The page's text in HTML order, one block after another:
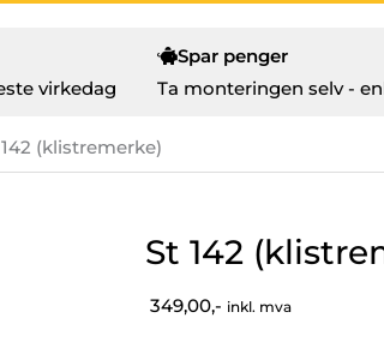
virkedag
Spar penger
Ta monteringen selv -
(klistremerke)
St 142
349,00,- inkl. mva